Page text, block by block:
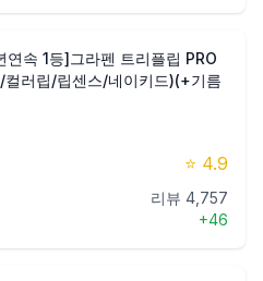
속 1등]그라펜 트리플립 PRO
컬러립/립센스/네이키드)(+기름
⭐ 4.9
리뷰 4,757
+46